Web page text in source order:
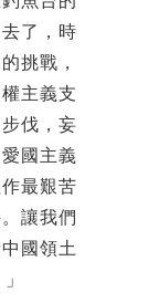
了，時
挑戰，
主義支
伐，妄
國主義
最艱苦
讓我們
國領土